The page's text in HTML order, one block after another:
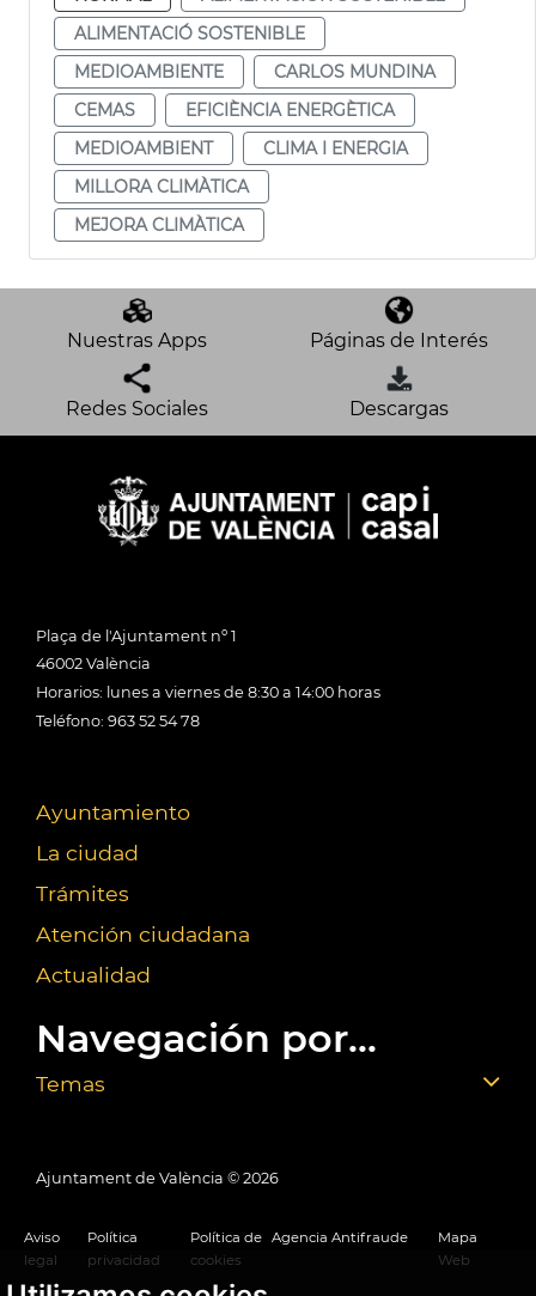
ALIMENTACIÓ SOSTENIBLE
MEDIOAMBIENTE
CARLOS MUNDINA
CEMAS
EFICIÈNCIA ENERGÈTICA
MEDIOAMBIENT
CLIMA I ENERGIA
MILLORA CLIMÀTICA
MEJORA CLIMÀTICA
Nuestras Apps Páginas de Interés
Redes Sociales Descargas
Plaça de l'Ajuntament nº 1
46002 València
Horarios: lunes a viernes de 8:30 a 14:00 horas
Teléfono: 963 52 54 78
Ayuntamiento
La ciudad
Trámites
Atención ciudadana
Actualidad
Navegación por...
Temas
Ajuntament de València © 2026
Aviso
legal
Política
privacidad
Política de
cookies
Agencia Antifraude
Mapa
Web